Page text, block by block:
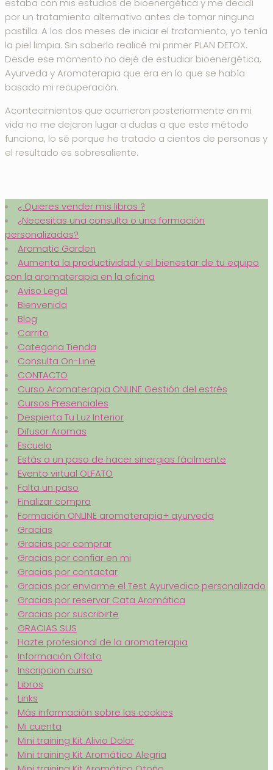
estaba con mis estudios de bioenergética y me decidí
por un tratamiento alternativo antes de tomar ninguna
pastilla. A los dos meses de iniciar el tratamiento, yo tenía
la piel limpia. Sin saberlo realicé mi primer PLAN DETOX.
Desde ese momento no dejé de estudiar bioenergética,
Ayurveda y Aromaterapia que era en lo que se había
basado mi recuperación.
Acontecimientos que ocurrieron posteriormente en mi
vida no me dejaron lugar a dudas a que este método
funciona, lo sé porque he tratado a cientos de personas y
el resultado es sobresaliente.
¿ Quieres vender mis libros ?
¿Necesitas una consulta o una formación
personalizadas?
Aromatic Garden
Aumenta la productividad y el bienestar de tu equipo
con la aromaterapia en la oficina
Aviso Legal
Bienvenida
Blog
Carrito
Categoria Tienda
Consulta On-Line
CONTACTO
Curso Aromaterapia ONLINE Gestión del estrés
Cursos Presenciales
Despierta Tu Luz Interior
Difusor Aromas
Escuela
Estás a un paso de hacer sinergias fácilmente
Evento virtual OLFATO
Falta un paso
Finalizar compra
Formación ONLINE aromaterapia+ ayurveda
Gracias
Gracias por comprar
Gracias por confiar en mi
Gracias por contactar
Gracias por enviarme el Test Ayurvedico personalizado
Gracias por reservar Cata Aromática
Gracias por suscribirte
GRACIAS SUS
Hazte profesional de la aromaterapia
Información Olfato
Inscripcion curso
Libros
Links
Más información sobre las cookies
Mi cuenta
Mini training Kit Alivio Dolor
Mini training Kit Aromático Alegria